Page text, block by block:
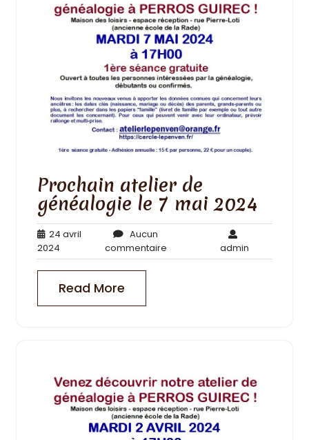
Prochain atelier de
généalogie le 7 mai 2024
24 avril
2024
avril
2024
Aucun
commentaire
commentaire
admin
Read More